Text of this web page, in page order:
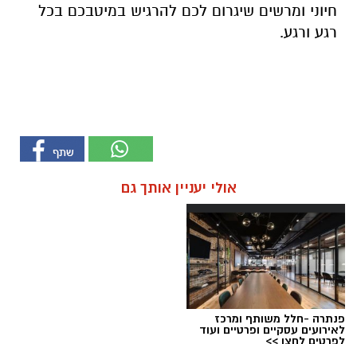
חיוני ומרשים שיגרום לכם להרגיש במיטבכם בכל
רגע ורגע.
אולי יעניין אותך גם
פנתרה -חלל משותף ומרכז
לאירועים עסקיים ופרטיים ועוד
לפרטים לחצו >>